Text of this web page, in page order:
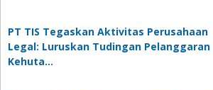
PT TIS Tegaskan Aktivitas Perusahaan
Legal: Luruskan Tudingan Pelanggaran
Kehuta…